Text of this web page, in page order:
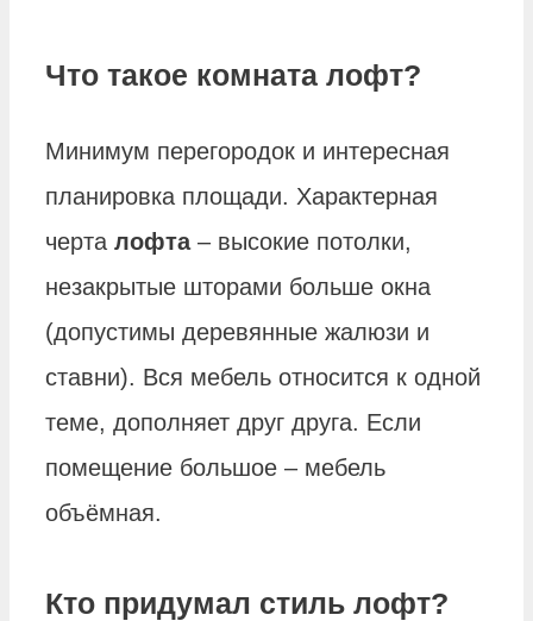
Что такое комната лофт?
Минимум перегородок и интересная
планировка площади. Характерная
черта лофта– высокие потолки,
незакрытые шторами больше окна
(допустимы деревянные жалюзи и
ставни). Вся мебель относится к одной
теме, дополняет друг друга. Если
помещение большое – мебель
объёмная.
Кто придумал стиль лофт?